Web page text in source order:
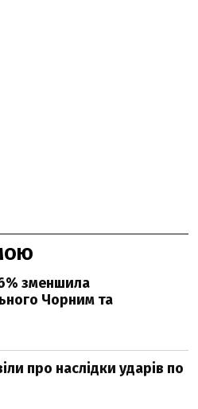
зменшила
Чорним та
про наслідки ударів по